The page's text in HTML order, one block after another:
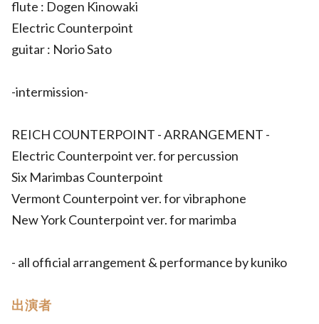
flute : Dogen Kinowaki
Electric Counterpoint
guitar : Norio Sato
-intermission-
REICH COUNTERPOINT - ARRANGEMENT -
Electric Counterpoint ver. for percussion
Six Marimbas Counterpoint
Vermont Counterpoint ver. for vibraphone
New York Counterpoint ver. for marimba
- all official arrangement & performance by kuniko
出演者